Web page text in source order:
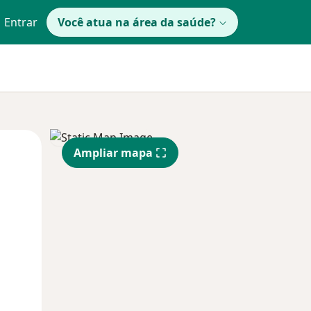
Entrar Você atua na área da saúde?
Qui,
13 Ago
Sex,
14 Ago
Ampliar mapa